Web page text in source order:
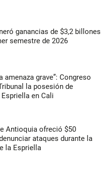
ganancias de $3,2 billones
semestre de 2026
amenaza grave”: Congreso
la posesión de
en Cali
Antioquia ofreció $50
ataques durante la
la Espriella